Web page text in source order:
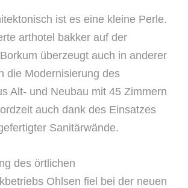
ist es eine kleine Perle.
arthotel bakker auf der
überzeugt auch in anderer
die Modernisierung des
Alt- und Neubau mit 45 Zimmern
auch dank des Einsatzes
Sanitärwände.
des örtlichen
Ohlsen fiel bei der neuen